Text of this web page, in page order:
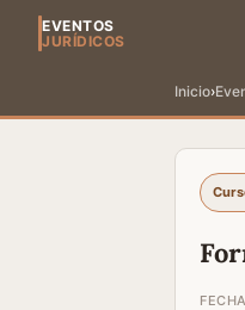
EVENTOS
JURÍDICOS
Inicio›
FECHA